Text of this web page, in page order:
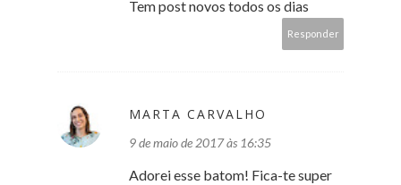
Tem post novos todos os dias
Responder
MARTA CARVALHO
9 de maio de 2017 às 16:35
Adorei esse batom! Fica-te super